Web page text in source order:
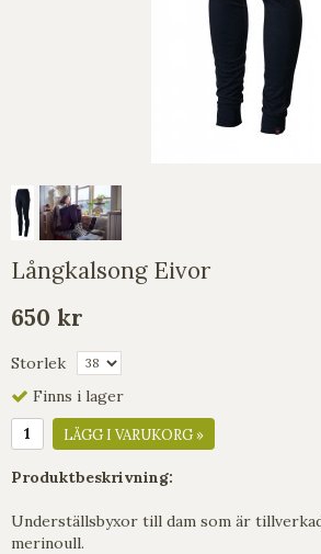
Långkalsong Eivor
650 kr
Storlek
Finns i lager
LÄGG I VARUKORG »
Produktbeskrivning:
Underställsbyxor till dam som är
merinoull.